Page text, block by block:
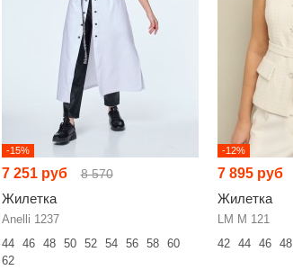
-15%
7 251 руб 8 570
Жилетка
Anelli 1237
44
46 48 50 52 54 56 58
60
62
-12%
7 895 руб
Жилетка
LM М 121
42
44 46 48